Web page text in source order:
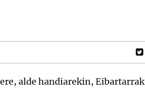
alde handiarekin, Eibartarrak